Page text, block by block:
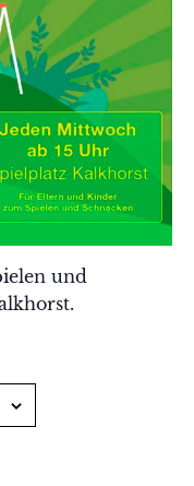
und